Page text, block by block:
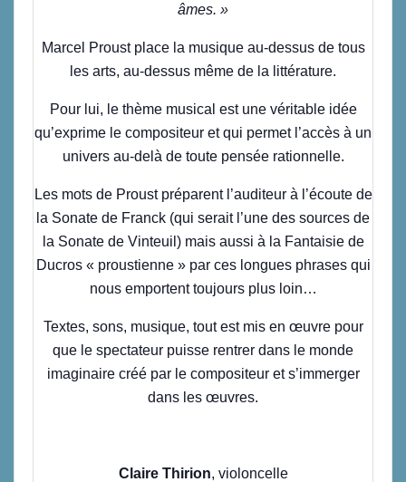
âmes. »
Marcel Proust place la musique au-dessus de tous
les arts, au-dessus même de la littérature.
Pour lui, le thème musical est une véritable idée
qu’exprime le compositeur et qui permet l’accès à un
univers au-delà de toute pensée rationnelle.
Les mots de Proust préparent l’auditeur à l’écoute de
la Sonate de Franck (qui serait l’une des sources de
la Sonate de Vinteuil) mais aussi à la Fantaisie de
Ducros « proustienne » par ces longues phrases qui
nous emportent toujours plus loin…
Textes, sons, musique, tout est mis en œuvre pour
que le spectateur puisse rentrer dans le monde
imaginaire créé par le compositeur et s’immerger
dans les œuvres.
Claire Thirion, violoncelle